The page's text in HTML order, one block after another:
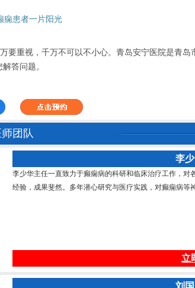
痫患者一片阳光
要重视，千万不可以不小心。青岛安宁医院是青
答问题。
师团队
李
李少华主任一直致力于癫痫病的科研和临床治疗工作，
经验，成果斐然。多年潜心研究与医疗实践，对癫痫病等
立
刘